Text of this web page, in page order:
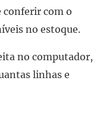
conferir com o
no estoque.
no computador,
linhas e